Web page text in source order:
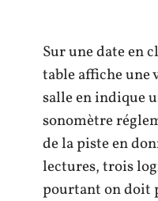
Sur une date en
table affiche une
salle en indique
sonomètre
de la piste en
lectures, trois
pourtant on doit